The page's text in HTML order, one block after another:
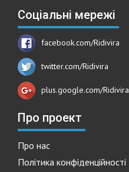
Соціальні мережі
facebook.com/Ridivira
twitter.com/Ridivira
plus.google.com/Ridivira
Про проект
Про нас
Політика конфіденційності